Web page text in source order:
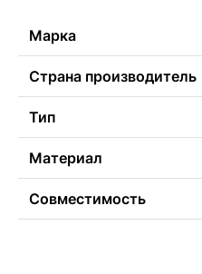
Марка
Страна производитель
Тип
Материал
Совместимость